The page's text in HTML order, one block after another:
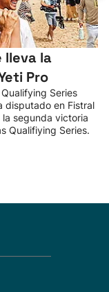
lleva la
Pro
Series
disputado en Fistral
segunda victoria
Qualifiying Series.